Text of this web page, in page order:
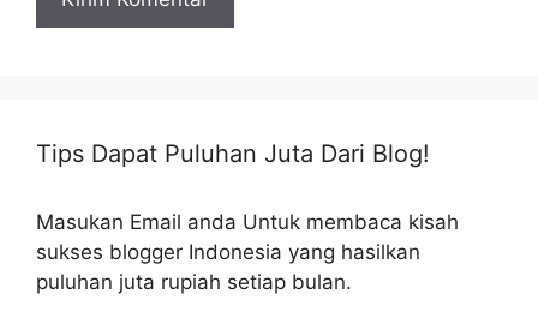
Tips Dapat Puluhan Juta Dari Blog!
Masukan Email anda Untuk membaca kisah
sukses blogger Indonesia yang hasilkan
puluhan juta rupiah setiap bulan.